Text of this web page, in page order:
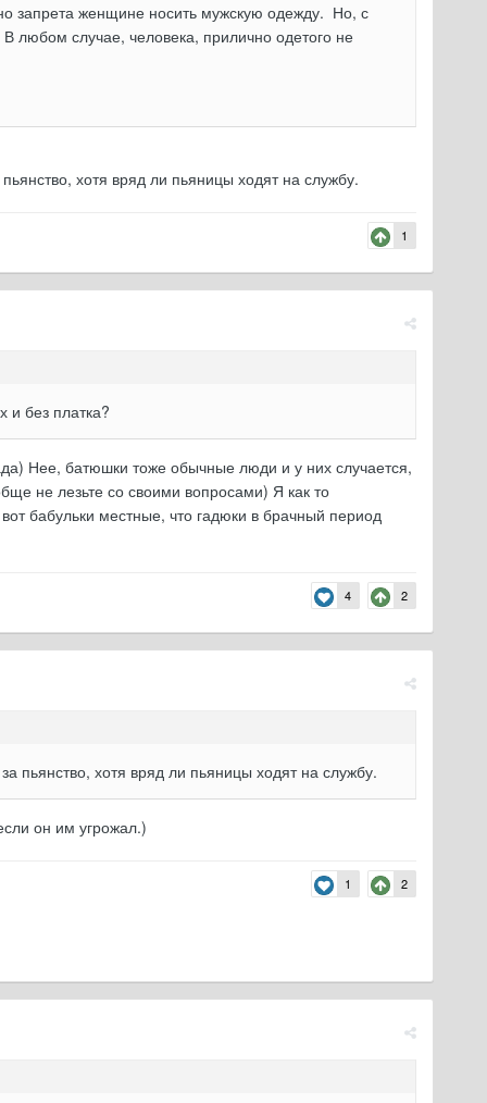
запрета женщине носить мужскую одежду. Но, с
любом случае, человека, прилично одетого не
хотя вряд ли пьяницы ходят на службу.
1
и без платка?
Нее, батюшки тоже обычные люди и у них случается,
не лезьте со своими вопросами) Я как то
бабульки местные, что гадюки в брачный период
4 2
пьянство, хотя вряд ли пьяницы ходят на службу.
он им угрожал.)
1 2